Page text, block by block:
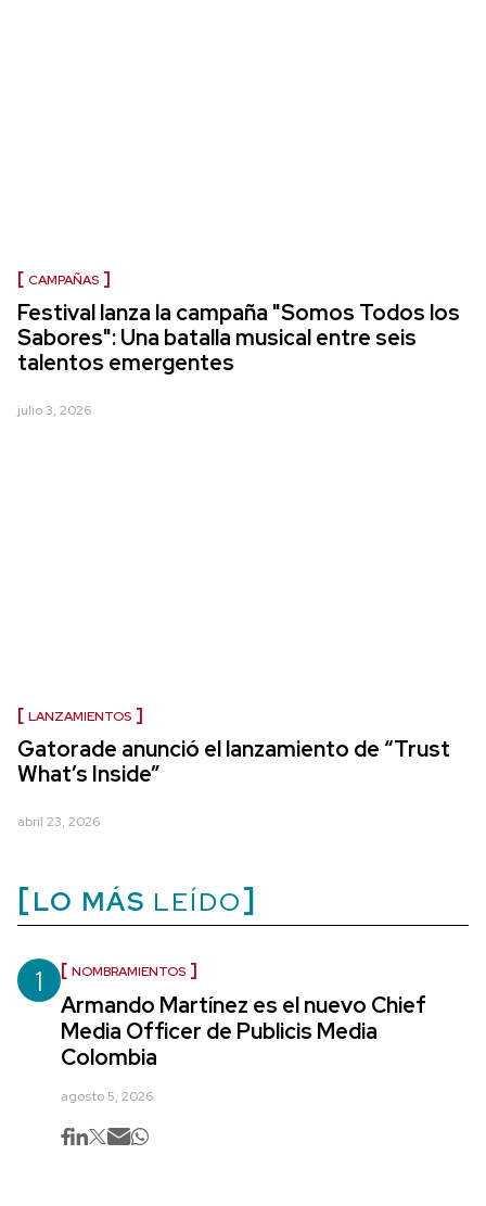
CAMPAÑAS
Festival lanza la campaña "Somos Todos los
Sabores": Una batalla musical entre seis
talentos emergentes
julio 3, 2026
LANZAMIENTOS
Gatorade anunció el lanzamiento de “Trust
What’s Inside”
abril 23, 2026
LO MÁS LEÍDO
1 NOMBRAMIENTOS
Armando Martínez es el nuevo Chief
Media Officer de Publicis Media
Colombia
agosto 5, 2026